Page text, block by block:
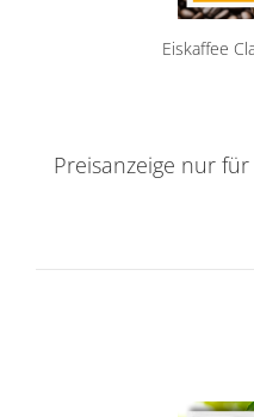
Eiskaffee
Preisanzeige nur